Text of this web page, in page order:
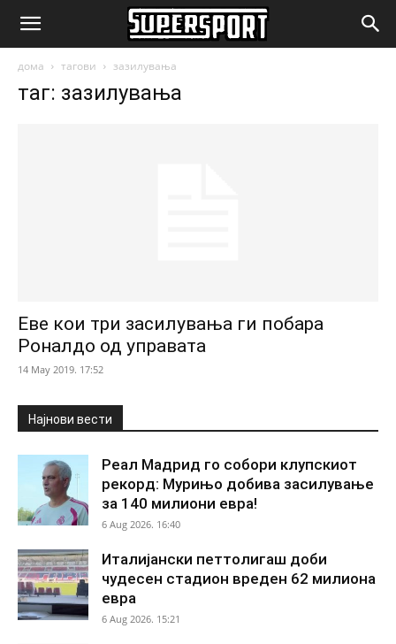
SuperSport.mk
дома тагови зазилувања
таг: зазилувања
Еве кои три засилувања ги побара
Роналдо од управата
14 May 2019. 17:52
Најнови вести
Реал Мадрид го собори клупскиот
рекорд: Мурињо добива засилување
за 140 милиони евра!
6 Aug 2026. 16:40
Италијански петтолигаш доби
чудесен стадион вреден 62 милиона
евра
6 Aug 2026. 15:21